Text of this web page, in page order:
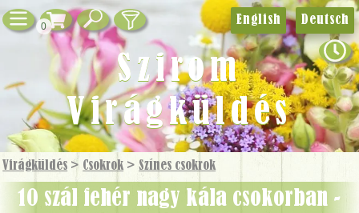
0
Virágküldés > Csokrok >Színes csokrok
10 szál fehér nagy kála csokorban -
English Deutsch
Szirom
Virágküldés